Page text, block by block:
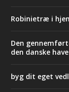
Robinietræ i
Den
den danske have
byg dit eget